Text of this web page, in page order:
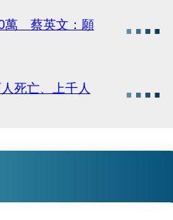
萬 蔡英文：願
死亡、上千人